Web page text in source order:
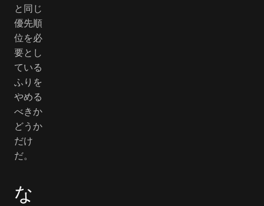
と同じ
優先順
位を必
要とし
ている
ふりを
やめる
べきか
どうか
だけ
だ。
な